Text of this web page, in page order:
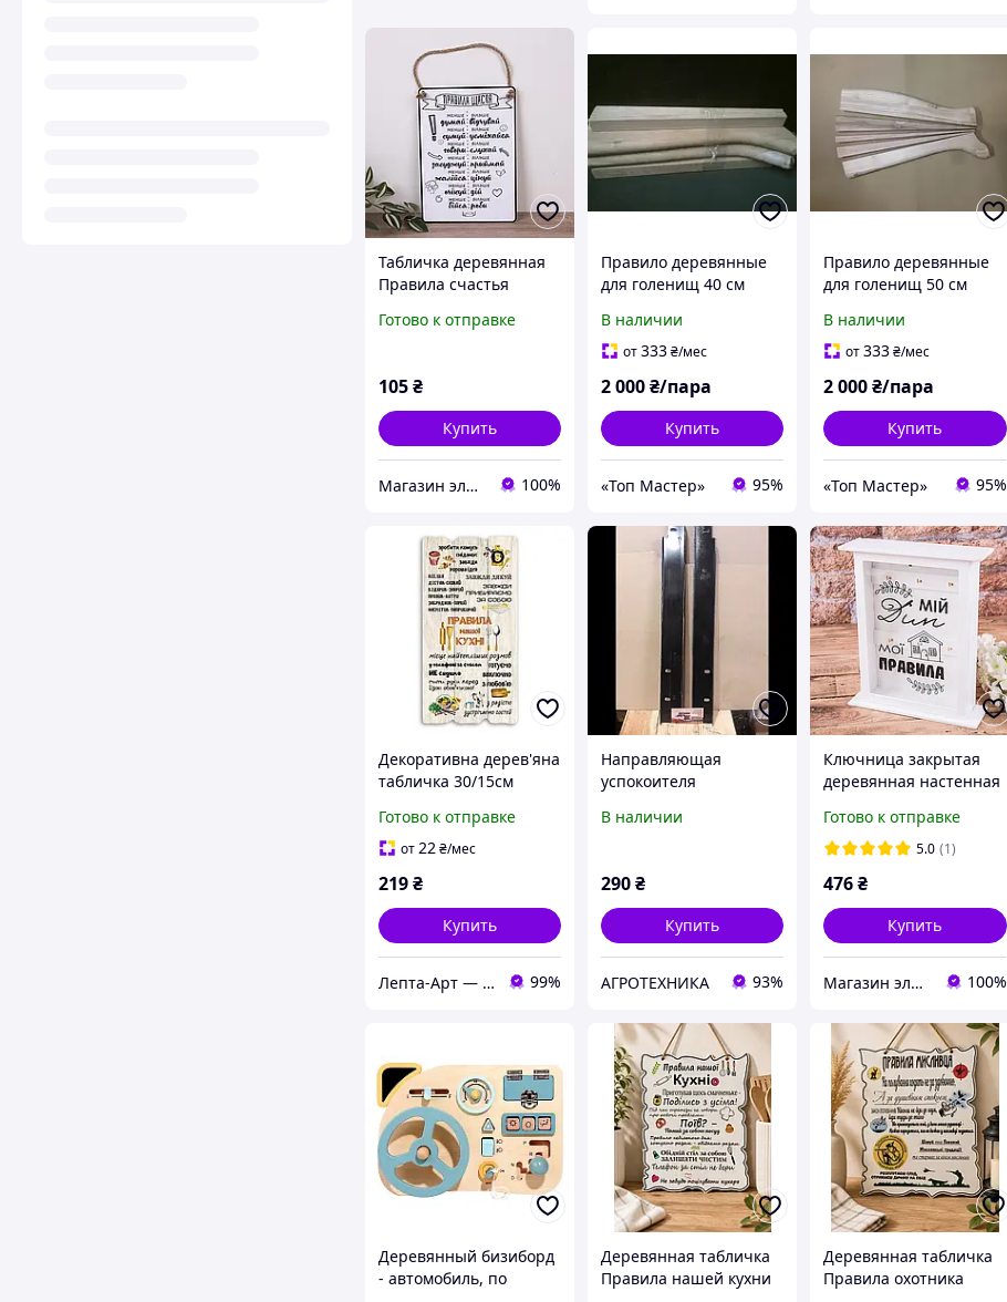
Табличка деревянная
Правила счастья
Готово к отправке
105₴
Купить
Магазин элитной парфюмерии и косметики "Престиж" 100%
Правило деревянные
для голенищ 40 см
В наличии
от333₴/мес
2 000₴/пара
Купить
«Топ Мастер» 95%
Правило деревянные
для голенищ 50 см
В наличии
от333₴/мес
2 000₴/пара
Купить
«Топ Мастер» 95%
Декоративна дерев'яна
табличка 30/15см
Готово к отправке
от22₴/мес
219₴
Купить
Лепта-Арт — христианский магазин 99%
Направляющая
успокоителя
прав
В наличии
290₴
Купить
АГРОТЕХНИКА 93%
Ключница закрытая
деревянная настенная
27х22 см DZ
Готово к отправке
5.0 (1)
476₴
Купить
Магазин элитной парфюмерии и косметики "Престиж" 100%
Деревянный бизиборд
- автомобиль, по
Деревянная табличка
Правила нашей кухни
Деревянная табличка
Правила охотника